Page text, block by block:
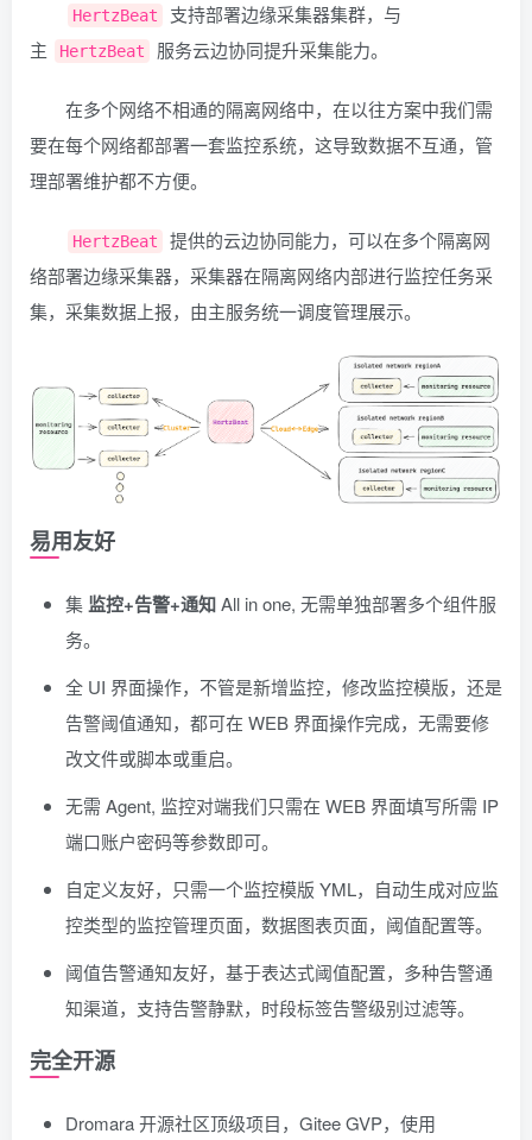
HertzBeat
支持部署边缘采集器集群，与
主
HertzBeat 服务云边协同提升采集能力。
在多个网络不相通的隔离网络中，在以往方案中我们需
要在每个网络都部署一套监控系统，这导致数据不互通，管
理部署维护都不方便。
HertzBeat
提供的云边协同能力，可以在多个隔离网
络部署边缘采集器，采集器在隔离网络内部进行监控任务采
集，采集数据上报，由主服务统一调度管理展示。
易用友好
集监控+告警+通知All in one, 无需单独部署多个组件服
务。
全 UI 界面操作，不管是新增监控，修改监控模版，还是
告警阈值通知，都可在 WEB 界面操作完成，无需要修
改文件或脚本或重启。
无需 Agent, 监控对端我们只需在 WEB 界面填写所需 IP
端口账户密码等参数即可。
自定义友好，只需一个监控模版 YML，自动生成对应监
控类型的监控管理页面，数据图表页面，阈值配置等。
阈值告警通知友好，基于表达式阈值配置，多种告警通
知渠道，支持告警静默，时段标签告警级别过滤等。
完全开源
Dromara 开源社区顶级项目，Gitee GVP，使用